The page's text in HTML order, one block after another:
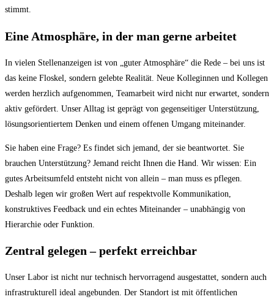
stimmt.
Eine Atmosphäre, in der man gerne arbeitet
In vielen Stellenanzeigen ist von „guter Atmosphäre“ die Rede – bei uns ist
das keine Floskel, sondern gelebte Realität. Neue Kolleginnen und Kollegen
werden herzlich aufgenommen, Teamarbeit wird nicht nur erwartet, sondern
aktiv gefördert. Unser Alltag ist geprägt von gegenseitiger Unterstützung,
lösungsorientiertem Denken und einem offenen Umgang miteinander.
Sie haben eine Frage? Es findet sich jemand, der sie beantwortet. Sie
brauchen Unterstützung? Jemand reicht Ihnen die Hand. Wir wissen: Ein
gutes Arbeitsumfeld entsteht nicht von allein – man muss es pflegen.
Deshalb legen wir großen Wert auf respektvolle Kommunikation,
konstruktives Feedback und ein echtes Miteinander – unabhängig von
Hierarchie oder Funktion.
Zentral gelegen – perfekt erreichbar
Unser Labor ist nicht nur technisch hervorragend ausgestattet, sondern auch
infrastrukturell ideal angebunden. Der Standort ist mit öffentlichen